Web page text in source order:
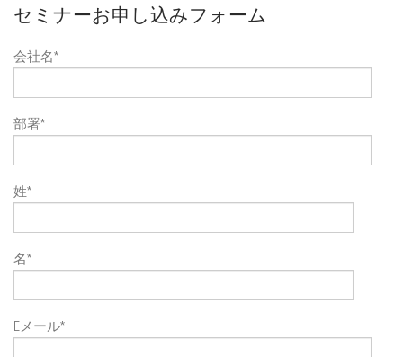
セミナーお申し込みフォーム
会社名*
部署*
姓*
名*
Eメール*